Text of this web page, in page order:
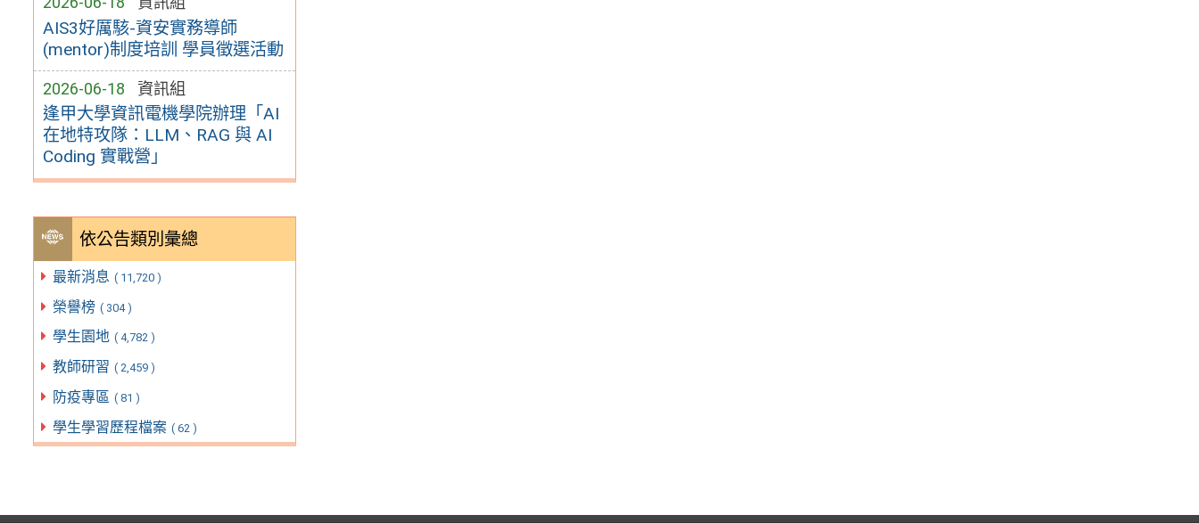
AIS3好厲駭-資安實務導師
(mentor)制度培訓 學員徵選活動
2026-06-18 資訊組
逢甲大學資訊電機學院辦理「AI
在地特攻隊：LLM、RAG 與 AI
Coding 實戰營」
依公告類別彙總
最新消息 ( 11,720 )
榮譽榜 ( 304 )
學生園地 ( 4,782 )
教師研習 ( 2,459 )
防疫專區 ( 81 )
學生學習歷程檔案 ( 62 )